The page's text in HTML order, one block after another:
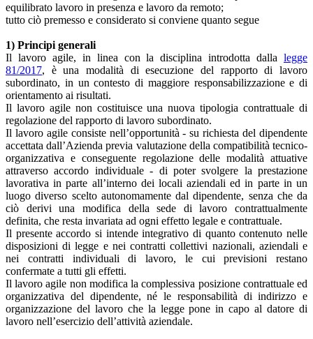
equilibrato lavoro in presenza e lavoro da remoto;
tutto ciò premesso e considerato si conviene quanto segue
1) Principi generali
Il lavoro agile, in linea con la disciplina introdotta dalla legge
81/2017, è una modalità di esecuzione del rapporto di lavoro
subordinato, in un contesto di maggiore responsabilizzazione e di
orientamento ai risultati.
Il lavoro agile non costituisce una nuova tipologia contrattuale di
regolazione del rapporto di lavoro subordinato.
Il lavoro agile consiste nell’opportunità - su richiesta del dipendente
accettata dall’Azienda previa valutazione della compatibilità tecnico-
organizzativa e conseguente regolazione delle modalità attuative
attraverso accordo individuale - di poter svolgere la prestazione
lavorativa in parte all’interno dei locali aziendali ed in parte in un
luogo diverso scelto autonomamente dal dipendente, senza che da
ciò derivi una modifica della sede di lavoro contrattualmente
definita, che resta invariata ad ogni effetto legale e contrattuale.
Il presente accordo si intende integrativo di quanto contenuto nelle
disposizioni di legge e nei contratti collettivi nazionali, aziendali e
nei contratti individuali di lavoro, le cui previsioni restano
confermate a tutti gli effetti.
Il lavoro agile non modifica la complessiva posizione contrattuale ed
organizzativa del dipendente, né le responsabilità di indirizzo e
organizzazione del lavoro che la legge pone in capo al datore di
lavoro nell’esercizio dell’attività aziendale.